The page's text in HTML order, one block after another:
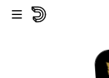
Skip to main content